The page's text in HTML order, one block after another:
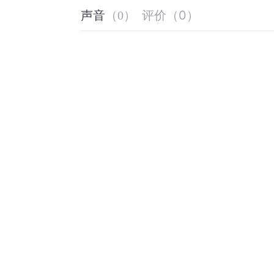
声音 （0） 评价 （0 ）